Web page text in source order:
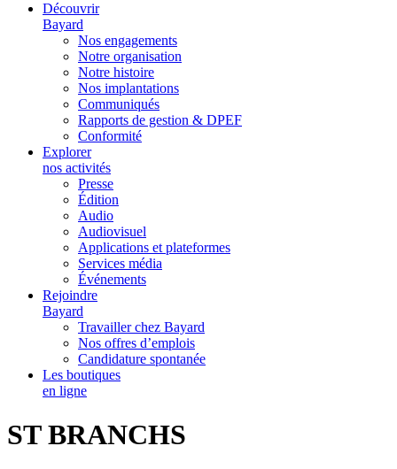
Découvrir
Bayard
Nos engagements
Notre organisation
Notre histoire
Nos implantations
Communiqués
Rapports de gestion & DPEF
Conformité
Explorer
nos activités
Presse
Édition
Audio
Audiovisuel
Applications et plateformes
Services média
Événements
Rejoindre
Bayard
Travailler chez Bayard
Nos offres d’emplois
Candidature spontanée
Les boutiques
en ligne
ST BRANCHS